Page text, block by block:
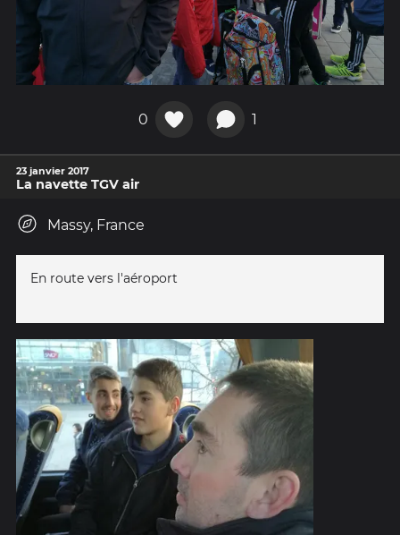
0 1
23 janvier 2017
La navette TGV air
Massy, France
En route vers l'aéroport